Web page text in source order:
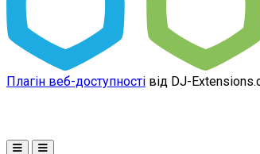
Плагін веб-доступності від DJ-